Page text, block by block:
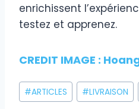
enrichissent
testez et apprenez.
CREDIT IMAGE :
Étiquettes
de
#ARTICLES #LIVRAISON